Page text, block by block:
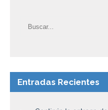
Entradas Recientes